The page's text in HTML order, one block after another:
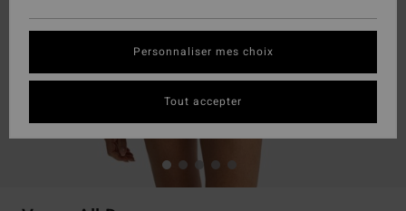
Personnaliser mes choix
Tout accepter